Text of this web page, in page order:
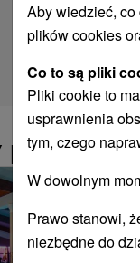
Aby wiedzieć,
plików cookies
Co to są pliki
Pliki cookie to
usprawnienia
tym, czego
W dowolnym
Prawo stanowi,
niezbędne do